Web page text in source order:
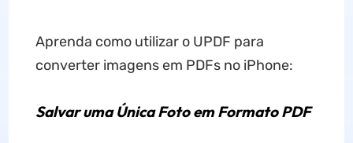
Aprenda como utilizar o UPDF para
converter imagens em PDFs no iPhone:
Salvar uma Única Foto em Formato PDF